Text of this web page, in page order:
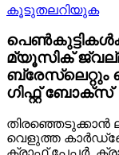
കൂടുതലറിയുക
മ്യൂസിക്
ബ്രേസ്ലെറ്റും
ഗിഫ്റ്റ് ബോക്സ്
തിരഞ്ഞെടുക്കാൻ
വെളുത്ത
ക്രാഫ്റ്റ് പേപ്പർ,